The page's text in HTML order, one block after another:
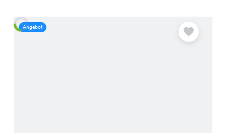
Angebot